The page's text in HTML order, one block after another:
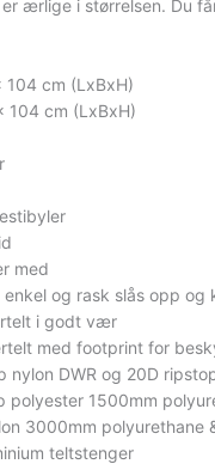
er ærlige i størrelsen. Du
104 cm (LxBxH)
104 cm (LxBxH)
med
enkel og rask slås opp og
i godt vær
med footprint for
nylon DWR og 20D
1500mm
3000mm polyurethane
teltstenger